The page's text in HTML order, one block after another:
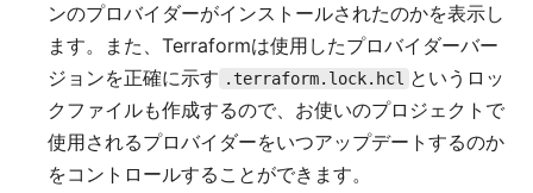
ンのプロバイダーがインストールされたのかを表示し
ます。また、Terraformは使用したプロバイダーバー
ジョンを正確に示す .terraform.lock.hcl というロッ
クファイルも作成するので、お使いのプロジェクトで
使用されるプロバイダーをいつアップデートするのか
をコントロールすることができます。